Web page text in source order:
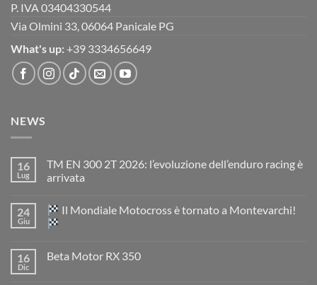
P. IVA 03404330544
Via Olmini 33, 06064 Panicale PG
What's up: +39 3334656649
NEWS
16
Lug
TM EN 300 2T 2026: l’evoluzione dell’enduro racing è
arrivata
su
TM
EN
2026:
24
Giu
Il Mondiale Motocross è tornato a Montevarchi!
su
16
Dic
Beta Motor RX 350